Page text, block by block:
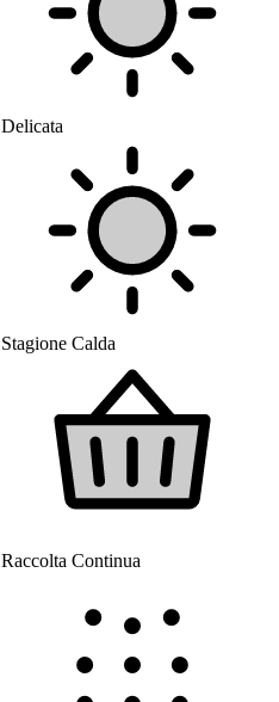
Delicata
Stagione Calda
Raccolta Continua